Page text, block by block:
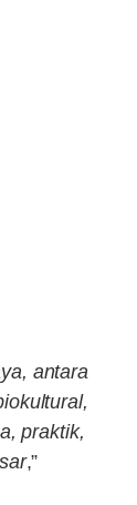
antara
praktik,
,”